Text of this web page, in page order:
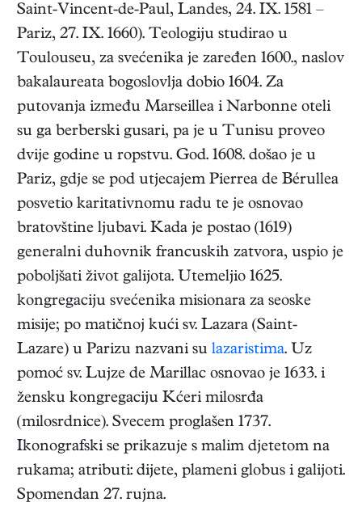
Saint-Vincent-de-Paul, Landes, 24. IX. 1581 –
Pariz, 27. IX. 1660). Teologiju studirao u
Toulouseu, za svećenika je zaređen 1600., naslov
bakalaureata bogoslovlja dobio 1604. Za
putovanja između Marseillea i Narbonne oteli
su ga berberski gusari, pa je u Tunisu proveo
dvije godine u ropstvu. God. 1608. došao je u
Pariz, gdje se pod utjecajem Pierrea de Bérullea
posvetio karitativnomu radu te je osnovao
bratovštine ljubavi. Kada je postao (1619)
generalni duhovnik francuskih zatvora, uspio je
poboljšati život galijota. Utemeljio 1625.
kongregaciju svećenika misionara za seoske
misije; po matičnoj kući sv. Lazara (Saint-
Lazare) u Parizu nazvani su lazaristima. Uz
pomoć sv. Lujze de Marillac osnovao je 1633. i
žensku kongregaciju Kćeri milosrđa
(milosrdnice). Svecem proglašen 1737.
Ikonografski se prikazuje s malim djetetom na
rukama; atributi: dijete, plameni globus i galijoti.
Spomendan 27. rujna.